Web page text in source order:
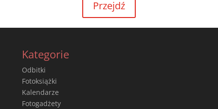
Kategorie
Odbitki
Fotoksiążki
Kalendarze
Fotogadżety